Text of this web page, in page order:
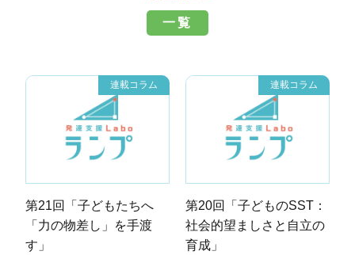
一覧
連載コラム
第21回「子どもたちへ
「力の物差し」を手渡
す」
連載コラム
第20回「子どものSST：
社会的望ましさと自立の
育成」